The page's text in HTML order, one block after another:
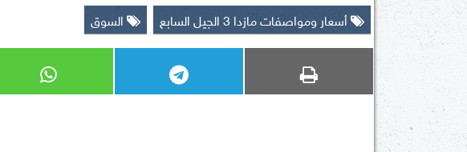
أسعار ومواصفات مازدا 3 الجيل السابع
السوق